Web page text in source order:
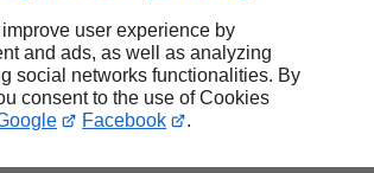
user experience by
and ads, as well as analyzing
social networks functionalities. By
consent to the use of Cookies
Facebook .
en